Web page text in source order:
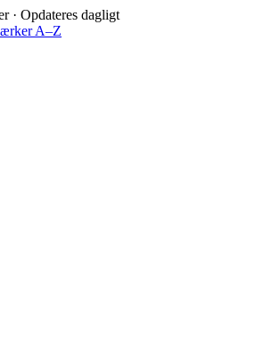
· Opdateres dagligt
A–Z